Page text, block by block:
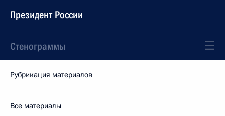
Президент России
Стенограммы
Рубрикация материалов
Все материалы